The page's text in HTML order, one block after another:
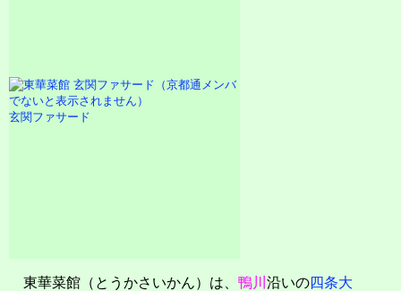
玄関ファサード
東華菜館（とうかさいかん）は、 鴨川 沿いの四条大